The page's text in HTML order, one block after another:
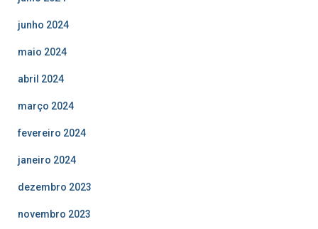
junho 2024
maio 2024
abril 2024
março 2024
fevereiro 2024
janeiro 2024
dezembro 2023
novembro 2023